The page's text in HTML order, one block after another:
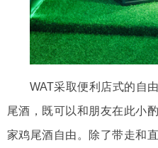
WAT采取便利店式的自
尾酒，既可以和朋友在此小
家鸡尾酒自由。除了带走和